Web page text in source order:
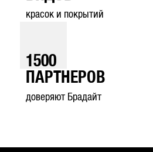
красок и покрытий
1500
ПАРТНЕРОВ
доверяют Брадайт